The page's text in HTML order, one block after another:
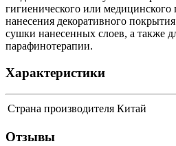
гигиенического или
нанесения декоративного
сушки нанесенных слоев, а также
парафинотерапии.
Характеристики
Страна производителя Китай
Отзывы